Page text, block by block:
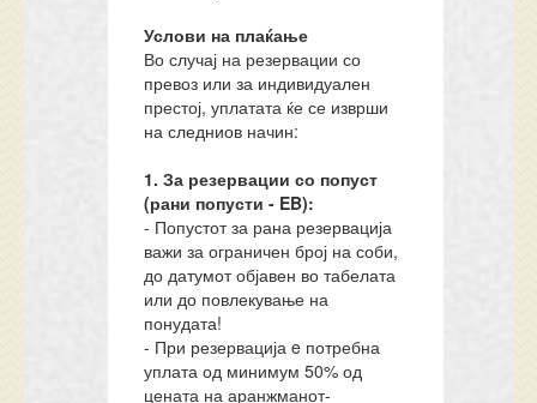
Услови на плаќање
Во случај на резервации со
превоз или за индивидуален
престој, уплатата ќе се изврши
на следниов начин:
1. За резервации со попуст
(рани попусти - EB):
- Попустот за рана резервација
важи за ограничен број на соби,
до датумот објавен во табелата
или до повлекување на
понудата!
- При резервација e потребна
уплата од минимум 50% од
цената на аранжманот-